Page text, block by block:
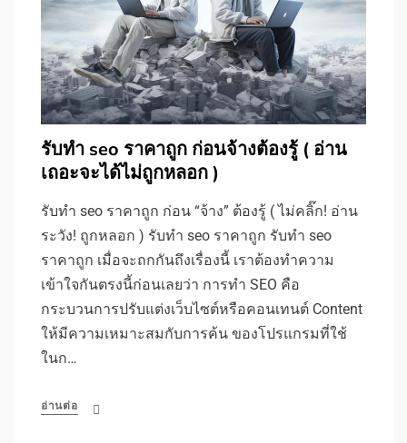
รับทำ seo ราคาถูก ก่อนจ้างต้องรู้ ( อ่าน
เถอะจะได้ไม่ถูกหลอก )
รับทำ seo ราคาถูก ก่อน “จ้าง” ต้องรู้ ( ไม่คลิ๊ก! อ่าน
ระวัง! ถูกหลอก ) รับทำ seo ราคาถูก รับทำ seo
ราคาถูก เมื่อจะถกกันถึงเรื่องนี้ เราต้องทำความ
เข้าใจกันตรงนี้ก่อนเลยว่า การทำ SEO คือ
กระบวนการปรับแต่งเว็บไซต์หรือคอนเทนต์ Content
ให้มีความเหมาะสมกับการค้น ของโปรแกรมที่ใช้
ในก…
อ่านต่อ